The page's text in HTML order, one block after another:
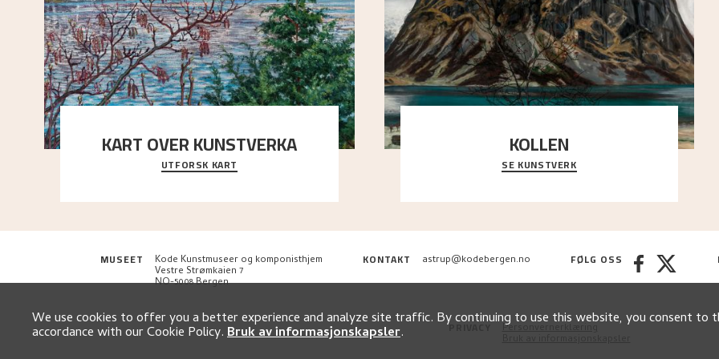
KART OVER KUNSTVERKA
Utforsk stedene og utsiktene i Astrups malerier
UTFORSK KART
KOLLEN
Et ruvende fjell dominerer bildeflaten, og står i
sterk kontrast til det spinkle rognetreet ute
SE KUNSTVERK
MUSEET Kode Kunstmuseer og komponisthjem
Vestre Strømkaien 7
NO-5008 Bergen
KONTAKT astrup@kodebergen.no FØLG OSS
PRIVACY Personvernerklæring
We use cookies to offer you a better experience and analyze site traffic. By continuing to use this website, you consent to
accordance with our Cookie Policy.Bruk av informasjonskapsler.